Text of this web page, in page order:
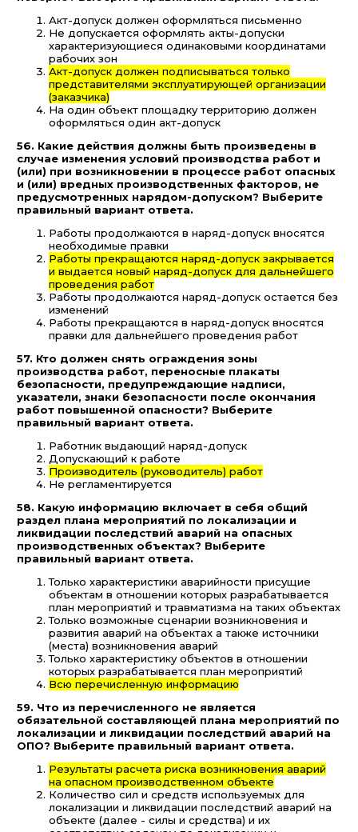
Акт-допуск должен оформляться письменно
Не допускается оформлять акты-допуски
характеризующиеся одинаковыми координатами
рабочих зон
Акт-допуск должен подписываться только
представителями эксплуатирующей организации
(заказчика)
На один объект площадку территорию должен
оформляться один акт-допуск
56. Какие действия должны быть произведены в
случае изменения условий производства работ и
(или) при возникновении в процессе работ опасных
и (или) вредных производственных факторов, не
предусмотренных нарядом-допуском? Выберите
правильный вариант ответа.
Работы продолжаются в наряд-допуск вносятся
необходимые правки
Работы прекращаются наряд-допуск закрывается
и выдается новый наряд-допуск для дальнейшего
проведения работ
Работы продолжаются наряд-допуск остается без
изменений
Работы прекращаются в наряд-допуск вносятся
правки для дальнейшего проведения работ
57. Кто должен снять ограждения зоны
производства работ, переносные плакаты
безопасности, предупреждающие надписи,
указатели, знаки безопасности после окончания
работ повышенной опасности? Выберите
правильный вариант ответа.
Работник выдающий наряд-допуск
Допускающий к работе
Производитель (руководитель) работ
Не регламентируется
58. Какую информацию включает в себя общий
раздел плана мероприятий по локализации и
ликвидации последствий аварий на опасных
производственных объектах? Выберите
правильный вариант ответа.
Только характеристики аварийности присущие
объектам в отношении которых разрабатывается
план мероприятий и травматизма на таких объектах
Только возможные сценарии возникновения и
развития аварий на объектах а также источники
(места) возникновения аварий
Только характеристику объектов в отношении
которых разрабатывается план мероприятий
Всю перечисленную информацию
59. Что из перечисленного не является
обязательной составляющей плана мероприятий по
локализации и ликвидации последствий аварий на
ОПО? Выберите правильный вариант ответа.
Результаты расчета риска возникновения аварий
на опасном производственном объекте
Количество сил и средств используемых для
локализации и ликвидации последствий аварий на
объекте (далее - силы и средства) и их